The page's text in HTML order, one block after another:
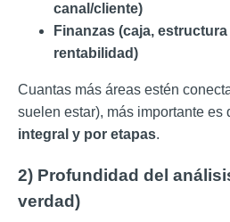
canal/cliente)
Finanzas (caja,
rentabilidad)
Cuantas más áreas estén
suelen estar), más importante es
integral y por etapas.
2) Profundidad del
verdad)